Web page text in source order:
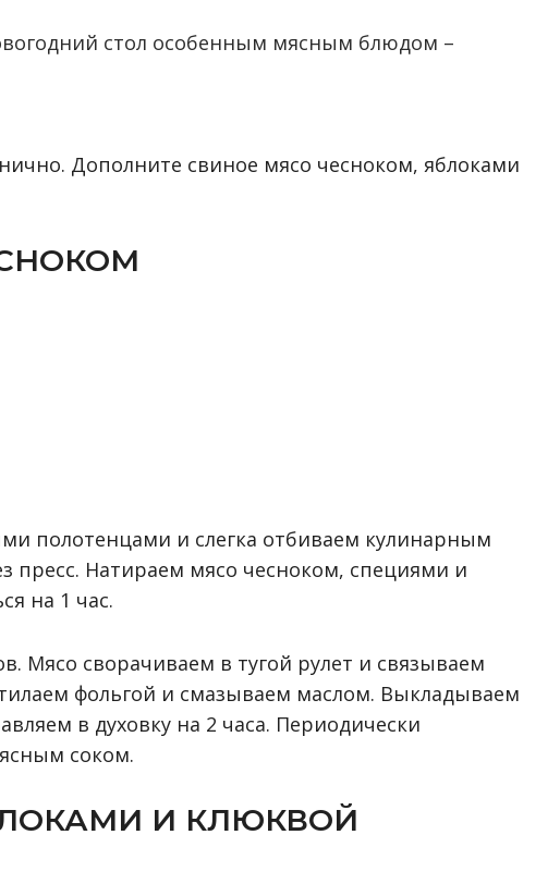
стол особенным мясным блюдом –
Дополните свиное мясо чесноком, яблоками
полотенцами и слегка отбиваем кулинарным
пресс. Натираем мясо чесноком, специями и
на 1 час.
Мясо сворачиваем в тугой рулет и связываем
фольгой и смазываем маслом. Выкладываем
в духовку на 2 часа. Периодически
соком.
И КЛЮКВОЙ